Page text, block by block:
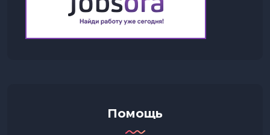
Помощь